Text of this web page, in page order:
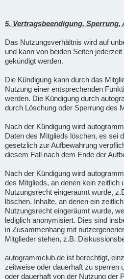
5. Vertragsbeendigung,
Das Nutzungsverhältnis wird auf
und kann von beiden Seiten
gekündigt werden.
Die Kündigung kann durch das
Nutzung einer entsprechenden
werden. Die Kündigung durch
durch Löschung oder Sperrung des
Nach der Kündigung wird
Daten des Mitglieds löschen, es sei
gesetzlich zur Aufbewahrung
diesem Fall nach dem Ende der
Nach der Kündigung wird
des Mitglieds, an denen kein zeitlich
Nutzungsrecht eingeräumt wurde,
löschen. Inhalte, an denen ein
Nutzungsrecht eingeräumt wurde,
lediglich anonymisiert. Dies sind
in Zusammenhang mit
Mitglieder stehen, z.B.
autogrammclub.de ist berechtigt,
zeitweise oder dauerhaft zu sperren
oder dauerhaft von der Nutzung der